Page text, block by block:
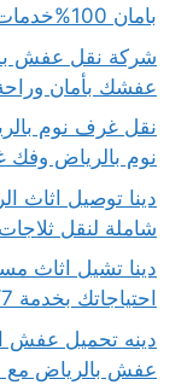
بامان 100%خدمات سريعة 24ساعة
عفشك بأمان وراحة
نوم بالرياض وفك
دينا توصيل اثاث
شاملة لنقل
احتياجاتك بخدمة 24/7 عند نقل الأثاث
عفش بالرياض مع